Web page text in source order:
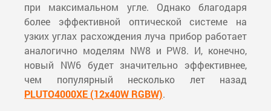
при максимальном угле. Однако благодаря
более эффективной оптической системе на
узких углах расхождения луча прибор работает
аналогично моделям NW8 и PW8. И, конечно,
новый NW6 будет значительно эффективнее,
чем популярный несколько лет назад
PLUTO4000XE (12x40W RGBW).